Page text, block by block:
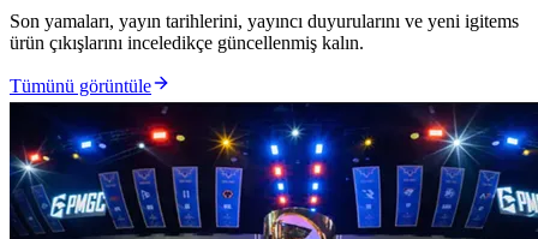
Son yamaları, yayın tarihlerini, yayıncı duyurularını ve yeni igitems
ürün çıkışlarını inceledikçe güncellenmiş kalın.
Tümünü görüntüle